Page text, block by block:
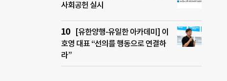
사회공헌 실시
[유한양행-유일한 아카데미] 이
호영 대표 “선의를 행동으로 연결하
라”